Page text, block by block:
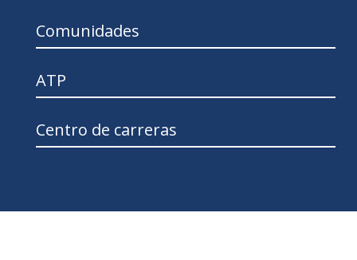
Comunidades
ATP
Centro de carreras